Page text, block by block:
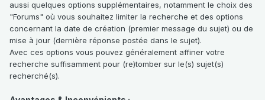
aussi quelques options supplémentaires, notamment le choix des
"Forums" où vous souhaitez limiter la recherche et des options
concernant la date de création (premier message du sujet) ou de
mise à jour (dernière réponse postée dans le sujet).
Avec ces options vous pouvez généralement affiner votre
recherche suffisamment pour (re)tomber sur le(s) sujet(s)
recherché(s).